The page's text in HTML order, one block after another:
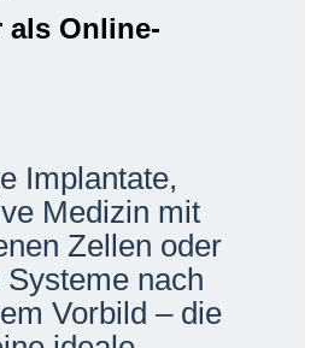
als Online-
Implantate,
Medizin mit
Zellen oder
nach
Vorbild – die